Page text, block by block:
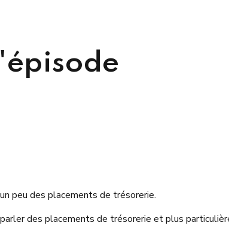
peu des placements de trésorerie.
des placements de trésorerie et plus